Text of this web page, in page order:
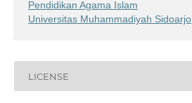
Pendidikan Agama Islam
Universitas Muhammadiyah Sidoarjo
LICENSE